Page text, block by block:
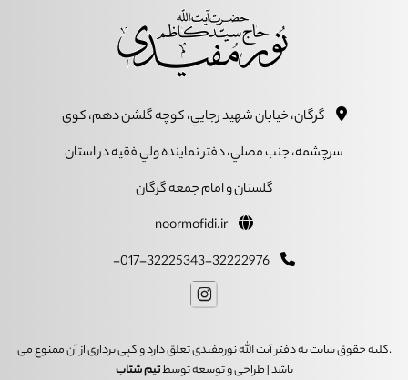
گرگان، خيابان شهيد رجايي، کوچه گلشن دهم، کوي
سرچشمه، جنب مصلي، دفتر نماينده ولي فقيه در استان
گلستان و امام جمعه گرگان
.کلیه حقوق سایت به دفتر آیت الله نورمفیدی تعلق دارد و کپی برداری از آن ممنوع می
باشد | طراحی و توسعه توسطتیم شتاب